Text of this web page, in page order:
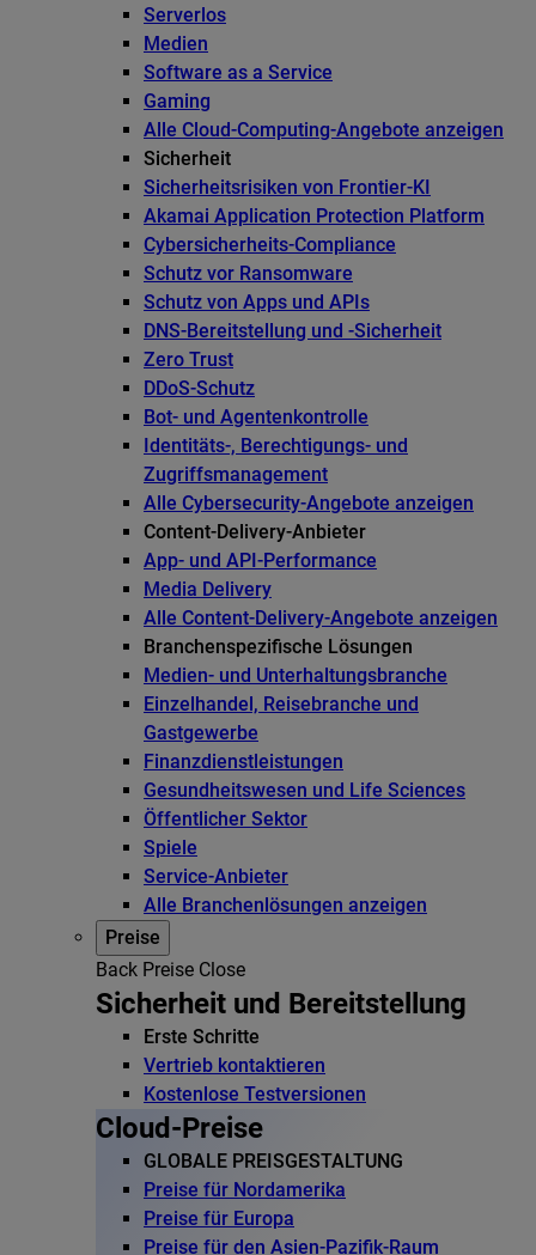
Serverlos
Medien
Software as a Service
Gaming
Alle Cloud-Computing-Angebote anzeigen
Sicherheit
Sicherheitsrisiken von Frontier-KI
Akamai Application Protection Platform
Cybersicherheits-Compliance
Schutz vor Ransomware
Schutz von Apps und APIs
DNS-Bereitstellung und -Sicherheit
Zero Trust
DDoS-Schutz
Bot- und Agentenkontrolle
Identitäts-, Berechtigungs- und
Zugriffsmanagement
Alle Cybersecurity-Angebote anzeigen
Content-Delivery-Anbieter
App- und API-Performance
Media Delivery
Alle Content-Delivery-Angebote anzeigen
Branchenspezifische Lösungen
Medien- und Unterhaltungsbranche
Einzelhandel, Reisebranche und
Gastgewerbe
Finanzdienstleistungen
Gesundheitswesen und Life Sciences
Öffentlicher Sektor
Spiele
Service-Anbieter
Alle Branchenlösungen anzeigen
Preise
Back Preise Close
Sicherheit und Bereitstellung
Erste Schritte
Vertrieb kontaktieren
Kostenlose Testversionen
Cloud-Preise
GLOBALE PREISGESTALTUNG
Preise für Nordamerika
Preise für Europa
Preise für den Asien-Pazifik-Raum